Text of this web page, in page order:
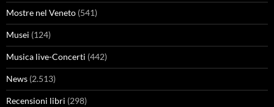
Mostre nel Veneto (541)
Musei (124)
Musica live-Concerti (442)
News (2.513)
Recensioni libri (298)